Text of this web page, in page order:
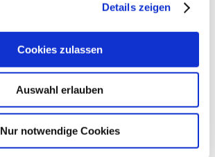
Details zeigen
Cookies zulassen
Auswahl erlauben
Nur notwendige Cookies